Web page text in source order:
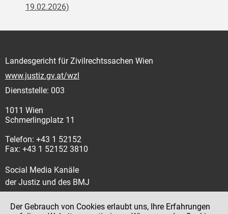
19.02.2026)
Landesgericht für Zivilrechtssachen Wien
www.justiz.gv.at/wzl
Dienststelle: 003
1011 Wien
Schmerlingplatz 11
Telefon: +43 1 52152
Fax: +43 1 52152 3810
Social Media Kanäle
der Justiz und des BMJ
Der Gebrauch von Cookies erlaubt uns, Ihre Erfahrungen